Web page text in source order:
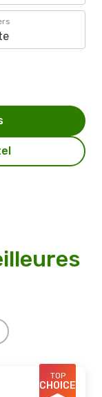
TOP
CHOICE